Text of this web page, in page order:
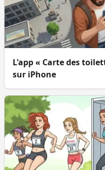
L'app « Carte des
sur iPhone